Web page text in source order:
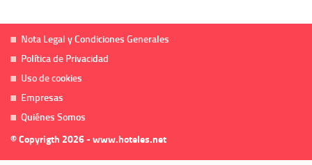
Nota Legal y Condiciones Generales
Política de Privacidad
Uso de cookies
Empresas
Quiénes Somos
© Copyrigth 2026 - www.hoteles.net